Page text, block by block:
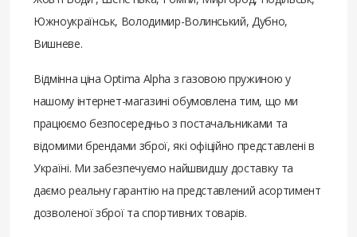
Южноукраїнськ, Володимир-Волинський, Дубно,
Вишневе.
Відмінна ціна Optima Alpha з газовою пружиною у
нашому інтернет-магазині обумовлена ​​тим, що ми
працюємо безпосередньо з постачальниками та
відомими брендами зброї, які офіційно представлені в
Україні. Ми забезпечуємо найшвидшу доставку та
даємо реальну гарантію на представлений асортимент
дозволеної зброї та спортивних товарів.